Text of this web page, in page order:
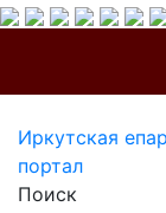
Иркутская
портал
Поиск